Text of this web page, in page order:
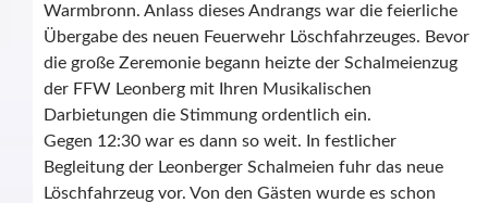
Warmbronn. Anlass dieses Andrangs war die feierliche
Übergabe des neuen Feuerwehr Löschfahrzeuges. Bevor
die große Zeremonie begann heizte der Schalmeienzug
der FFW Leonberg mit Ihren Musikalischen
Darbietungen die Stimmung ordentlich ein.
Gegen 12:30 war es dann so weit. In festlicher
Begleitung der Leonberger Schalmeien fuhr das neue
Löschfahrzeug vor. Von den Gästen wurde es schon